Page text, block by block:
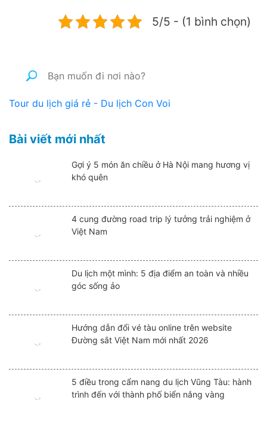
5/5 - (1 bình chọn)
Tour du lịch giá rẻ - Du lịch Con Voi
Bài viết mới nhất
Gợi ý 5 món ăn chiều ở Hà Nội mang hương vị
khó quên
4 cung đường road trip lý tưởng trải nghiệm ở
Việt Nam
Du lịch một mình: 5 địa điểm an toàn và nhiều
góc sống ảo
Hướng dẫn đổi vé tàu online trên website
Đường sắt Việt Nam mới nhất 2026
5 điều trong cẩm nang du lịch Vũng Tàu: hành
trình đến với thành phố biển nắng vàng